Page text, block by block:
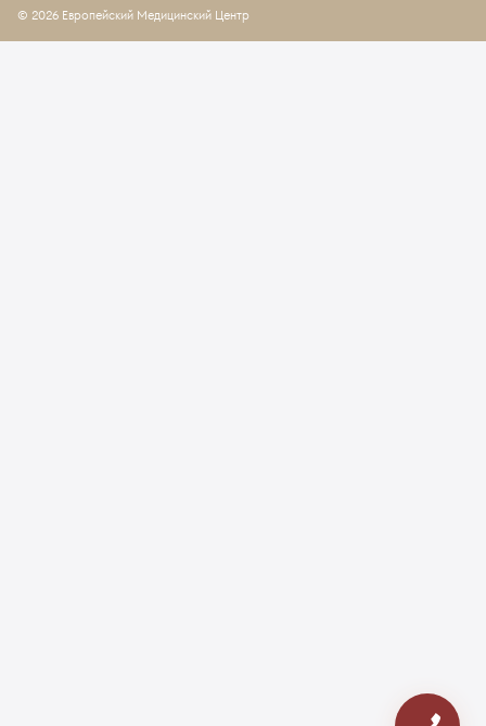
© 2026 Европейский Медицинский Центр